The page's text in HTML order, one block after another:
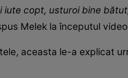
copt, usturoi bine
Melek la începutul
aceasta le-a explicat